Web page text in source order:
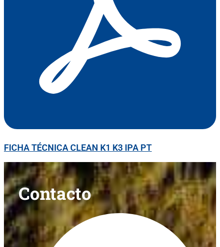
FICHA TÉCNICA CLEAN K1 K3 IPA PT
Contacto